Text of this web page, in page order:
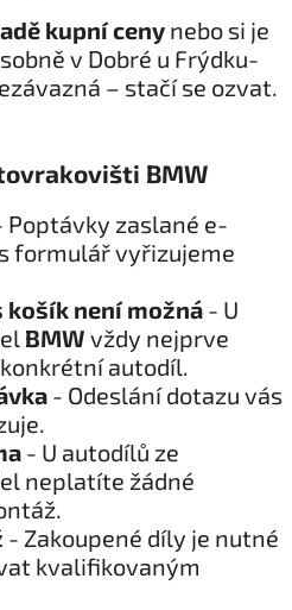
kupní ceny nebo si je
v Dobré u Frýdku-
– stačí se ozvat.
BMW
Poptávky zaslané e-
formulář vyřizujeme
košík není možná - U
BMW vždy nejprve
autodíl.
- Odeslání dotazu vás
- U autodílů ze
neplatíte žádné
- Zakoupené díly je nutné
kvalifikovaným